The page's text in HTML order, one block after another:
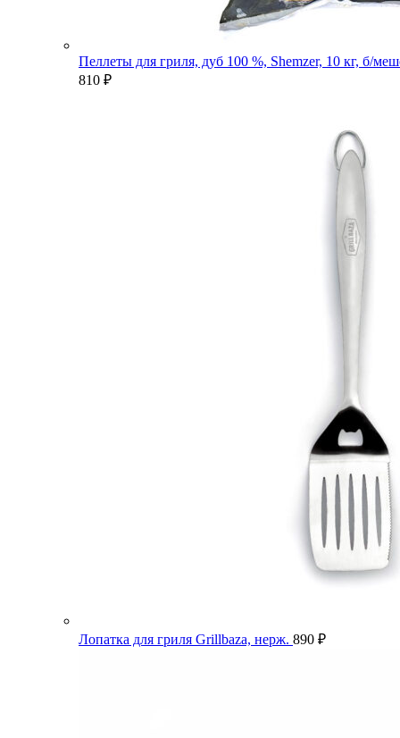
Пеллеты для гриля, дуб 100 %, Shemzer, 10 кг, б/
810 ₽
Лопатка для гриля Grillbaza, нерж. 890 ₽